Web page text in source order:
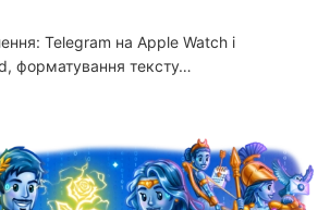
Telegram на Apple Watch і
форматування тексту…